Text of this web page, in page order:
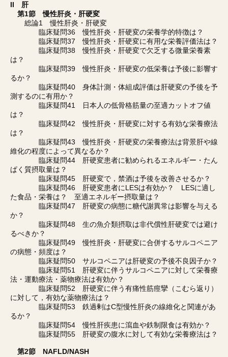
II 肝
第1節 慢性肝炎・肝硬変
総論1 慢性肝炎・肝硬変
臨床疑問36 慢性肝炎・肝硬変の栄養学的特徴は？
臨床疑問37 慢性肝炎・肝硬変に有用な栄養評価法は？
臨床疑問38 慢性肝炎・肝硬変で欠乏する微量栄養素
は？
臨床疑問39 慢性肝炎・肝硬変の低栄養は予後に影響す
るか？
臨床疑問40 身体計測・体組成評価は肝硬変の予後を予
測するのに有用か？
臨床疑問41 日本人の低骨格筋量の至適カットオフ値
は？
臨床疑問42 慢性肝炎・肝硬変に対する有効な栄養療法
は？
臨床疑問43 慢性肝炎・肝硬変の栄養療法は背景肝や線
維化の程度によって異なるか？
臨床疑問44 肝硬変患者に勧められるエネルギー・たん
ぱく質摂取量は？
臨床疑問45 肝硬変で，禁酒は予後を改善させるか？
臨床疑問46 肝硬変患者にLESは有効か？ LESに適し
た食品・栄養は？ 至適エネルギー摂取量は？
臨床疑問47 肝硬変の病態に糖代謝異常は影響を与える
か？
臨床疑問48 生の魚介類摂取は非代償性肝硬変では避け
るべきか？
臨床疑問49 慢性肝炎・肝硬変に合併するサルコペニア
の病態・頻度は？
臨床疑問50 サルコペニアは肝硬変の予後不良因子か？
臨床疑問51 肝硬変に伴うサルコペニアに対して栄養療
法・運動療法・薬物療法は有効か？
臨床疑問52 肝硬変に伴う有痛性筋痙攣（こむら返り）
に対して，有効な薬物療法は？
臨床疑問53 鉄過剰はC型慢性肝炎の線維化と関連があ
るか？
臨床疑問54 慢性肝疾患に瀉血や鉄制限食は有効か？
臨床疑問55 肝硬変の腹水に対して有効な栄養療法は？
第2節 NAFLD/NASH